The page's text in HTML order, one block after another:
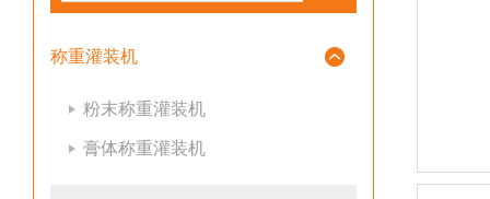
称重灌装机
粉末称重灌装机
膏体称重灌装机